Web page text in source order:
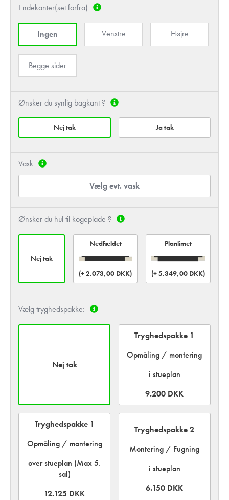
Endekanter(set forfra)
Ingen Venstre Højre
Begge sider
Ønsker du synlig bagkant ?
Nej tak Ja tak
Vask
Vælg evt. vask
Ønsker du hul til kogeplade ?
Nej tak
Nedfældet
(+ 2.073,00 DKK)
Planlimet
(+ 5.349,00 DKK)
Vælg tryghedspakke:
Nej tak
Tryghedspakke 1
Opmåling / montering
i stueplan
9.200 DKK
Tryghedspakke 1
Opmåling / montering
over stueplan (Max 5.
sal)
12.125 DKK
Tryghedspakke 2
Montering / Fugning
i stueplan
6.150 DKK